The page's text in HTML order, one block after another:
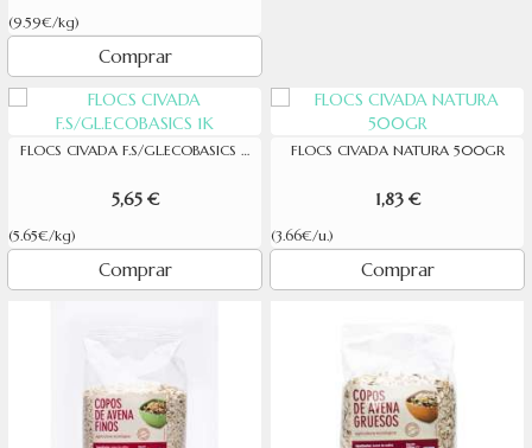
(9.59€/kg)
Comprar
FLOCS CIVADA F.S/GL.ECOBASICS 1K
5,65 €
(5.65€/kg)
Comprar
FLOCS CIVADA NATURA 500GR
1,83 €
(3.66€/u.)
Comprar